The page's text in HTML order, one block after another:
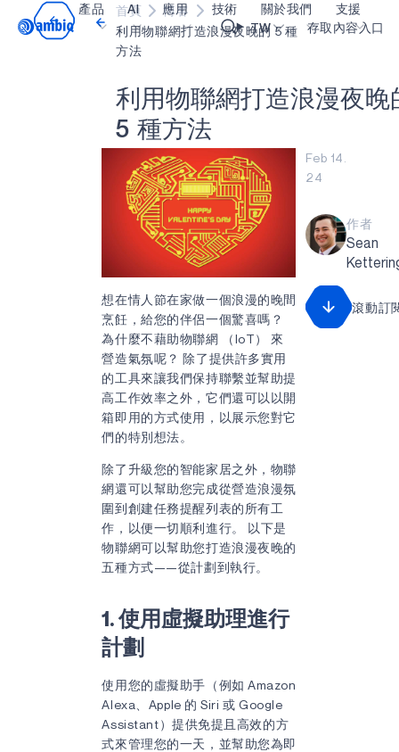
產品 AI 應用
醫療保健
工業邊緣
智能遙控器
智慧家庭和建築
智慧卡
可穿戴設備
遊戲
耳戴式裝置
技術
blueSPOT
graphiqSPOT
neuralSPOT
secureSPOT
SPOT
turboSPOT
關於我們
部落格
讓我們共同建設未來
活動
投資者關係
合作成功亮點
為什麼選擇 Ambiq
什麼是邊緣 AI？
支援
內容入口網
線上支援
資源
影像資料庫
常見問題
TW 存取內容入口
首頁
博客
利用物聯網打造浪漫夜晚的 5 種
方法
利 用物聯網打 造浪漫夜 晚
5 種方法
想在情人節在家做一個浪漫的晚間
烹飪，給您的伴侶一個驚喜嗎？
為什麼不藉助物聯網 （IoT） 來
營造氣氛呢？ 除了提供許多實用
的工具來讓我們保持聯繫並幫助提
高工作效率之外，它們還可以以開
箱即用的方式使用，以展示您對它
們的特別想法。
除了升級您的智能家居之外，物聯
網還可以幫助您完成從營造浪漫氛
圍到創建任務提醒列表的所有工
作，以便一切順利進行。 以下是
物聯網可以幫助您打造浪漫夜晚的
五種方式——從計劃到執行。
1. 使用虛擬助理進行
計劃
使用您的虛擬助手（例如 Amazon
Alexa、Apple 的 Siri 或 Google
Assistant）提供免提且高效的方
式來管理您的一天，並幫助您為即
Feb 14.
24
作者
Sean
滾動訂
Video title
OK